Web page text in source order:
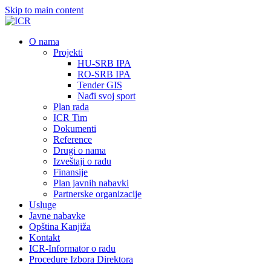
Skip to main content
О nama
Projekti
HU-SRB IPA
RO-SRB IPA
Tender GIS
Nađi svoj sport
Plan rada
ICR Tim
Dokumenti
Reference
Drugi o nama
Izveštaji o radu
Finansije
Plan javnih nabavki
Partnerske organizacije
Usluge
Javne nabavke
Opština Kanjiža
Kontakt
ICR-Informator o radu
Procedure Izbora Direktora